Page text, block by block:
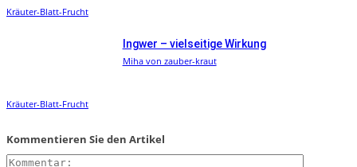
Kräuter-Blatt-Frucht
Kräuter-Blatt-Frucht
Ingwer – vielseitige Wirkung
Miha von zauber-kraut
Kommentieren Sie den Artikel
Kommentar: